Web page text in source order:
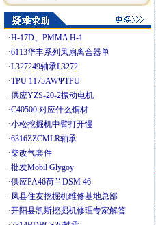
·H-17D、PMMA H-1
·6113华丰系列风扇离合器单
·L327249轴承L3272
·TPU 1175AWΨTPU
·供应YZS-20-2振动电机
·C40500 对应什么铜材
·小松挖掘机中臂打开慢
·6316ZZCMLR轴承
·柴改气套件
·批发Mobil Glygoy
·供应PA46荷兰DSM 46
·凤县住友挖掘机维修基地总部
·开阳县凯斯挖掘机修理专家解答